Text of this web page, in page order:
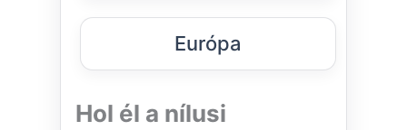
Európa
Hol él a nílusi